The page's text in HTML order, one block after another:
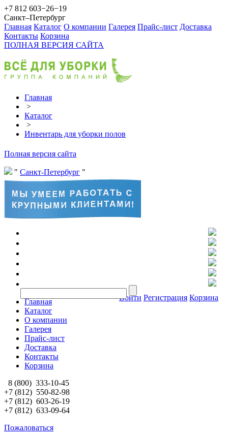
+7 812 603−26−19
Санкт–Петербург
Главная Каталог О компании Галерея Прайс-лист Доставка
Контакты Корзина
ПОЛНАЯ ВЕРСИЯ САЙТА
Главная
>
Каталог
>
Инвентарь для уборки полов
Полная версия сайта
Санкт-Петербург
Войти Регистрация Корзина
Главная
Каталог
О компании
Галерея
Прайс-лист
Доставка
Контакты
Корзина
8 (800) 333-10-45
+7 (812) 550-82-98
+7 (812) 603-26-19
+7 (812) 633-09-64
Пожаловаться